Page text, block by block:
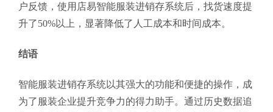
户反馈，使用店易智能服装进销存系统后，找货速度提
升了50%以上，显著降低了人工成本和时间成本。
结语
智能服装进销存系统以其强大的功能和便捷的操作，成
为了服装企业提升竞争力的得力助手。通过历史数据追